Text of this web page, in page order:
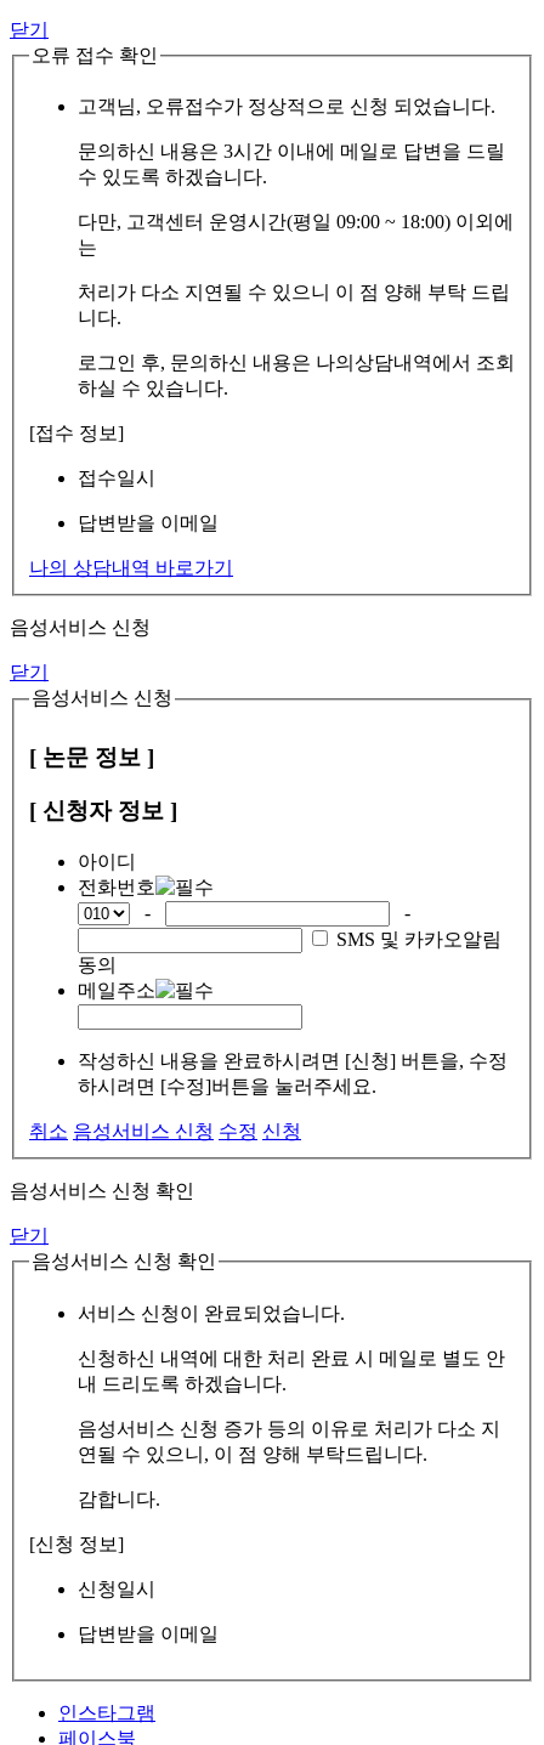
닫기
오류 접수 확인
고객님, 오류접수가 정상적으로 신청 되었습니다.
문의하신 내용은 3시간 이내에 메일로 답변을 드릴
수 있도록 하겠습니다.
다만, 고객센터 운영시간(평일 09:00 ~ 18:00) 이외에
는
처리가 다소 지연될 수 있으니 이 점 양해 부탁 드립
니다.
로그인 후, 문의하신 내용은 나의상담내역에서 조회
하실 수 있습니다.
[접수 정보]
접수일시
답변받을 이메일
나의 상담내역 바로가기
음성서비스 신청
닫기
음성서비스 신청
[ 논문 정보 ]
[ 신청자 정보 ]
아이디
전화번호
-
-
SMS 및 카카오알림
동의
메일주소
작성하신 내용을 완료하시려면 [신청] 버튼을, 수정
하시려면 [수정]버튼을 눌러주세요.
취소 음성서비스 신청 수정 신청
음성서비스 신청 확인
닫기
음성서비스 신청 확인
서비스 신청이 완료되었습니다.
신청하신 내역에 대한 처리 완료 시 메일로 별도 안
내 드리도록 하겠습니다.
음성서비스 신청 증가 등의 이유로 처리가 다소 지
연될 수 있으니, 이 점 양해 부탁드립니다.
감합니다.
[신청 정보]
신청일시
답변받을 이메일
인스타그램
페이스북